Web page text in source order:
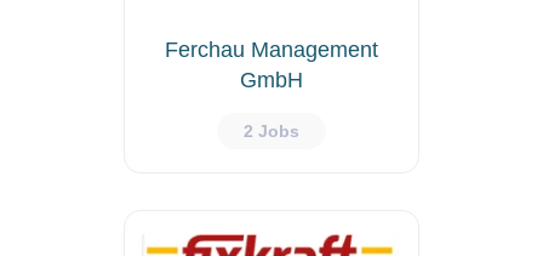
Ferchau Management
GmbH
2 Jobs